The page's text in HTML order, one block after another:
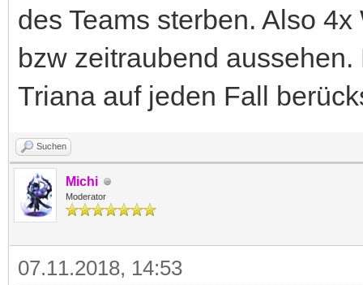
des Teams sterben. Also
bzw zeitraubend
Triana auf jeden Fall
Suchen
Michi
Moderator
07.11.2018, 14:53